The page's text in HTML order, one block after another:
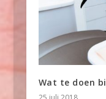
Wat te doen